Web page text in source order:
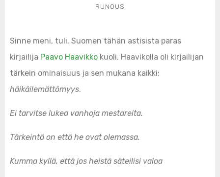
RUNOUS
Sinne meni, tuli. Suomen tähän astisista paras
kirjailija Paavo Haavikko kuoli. Haavikolla oli kirjailijan
tärkein ominaisuus ja sen mukana kaikki:
häikäilemättömyys.
Ei tarvitse lukea vanhoja mestareita.
Tärkeintä on että he ovat olemassa.
Kumma kyllä, että jos heistä säteilisi valoa